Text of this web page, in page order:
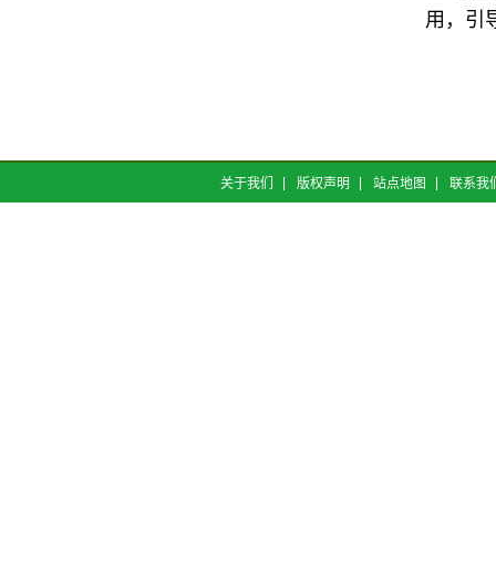
用，引
关于我们 版权声明 站点地图 联系我